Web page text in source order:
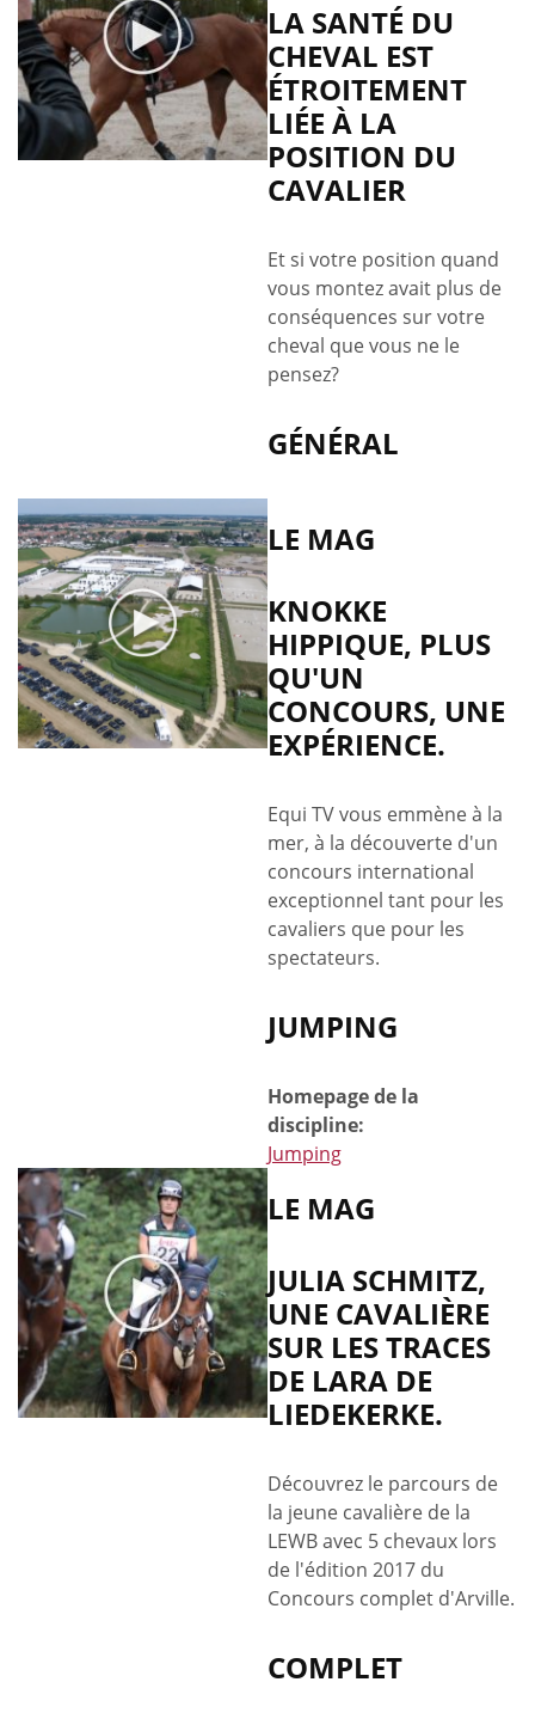
LA SANTÉ DU
CHEVAL EST
ÉTROITEMENT
LIÉE À LA
POSITION DU
CAVALIER
Et si votre position quand
vous montez avait plus de
conséquences sur votre
cheval que vous ne le
pensez?
GÉNÉRAL
LE MAG
KNOKKE
HIPPIQUE, PLUS
QU'UN
CONCOURS, UNE
EXPÉRIENCE.
Equi TV vous emmène à la
mer, à la découverte d'un
concours international
exceptionnel tant pour les
cavaliers que pour les
spectateurs.
JUMPING
Homepage de la
discipline:
Jumping
LE MAG
JULIA SCHMITZ,
UNE CAVALIÈRE
SUR LES TRACES
DE LARA DE
LIEDEKERKE.
Découvrez le parcours de
la jeune cavalière de la
LEWB avec 5 chevaux lors
de l'édition 2017 du
Concours complet d'Arville.
COMPLET